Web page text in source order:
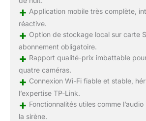
+ Application mobile très complète,
réactive.
+ Option de stockage local sur carte
abonnement obligatoire.
+ Rapport qualité-prix imbattable
quatre caméras.
+ Connexion Wi-Fi fiable et stable,
l’expertise TP-Link.
+ Fonctionnalités utiles comme
la sirène.